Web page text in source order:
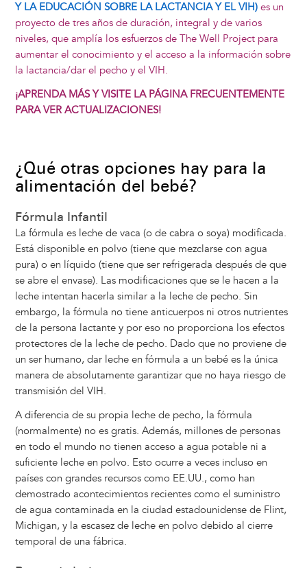
Y LA EDUCACIÓN SOBRE LA LACTANCIA Y EL VIH)es un
proyecto de tres años de duración, integral y de varios
niveles, que amplía los esfuerzos de The Well Project para
aumentar el conocimiento y el acceso a la información sobre
la lactancia/dar el pecho y el VIH.
¡APRENDA MÁS Y VISITE LA PÁGINA FRECUENTEMENTE
PARA VER ACTUALIZACIONES!
¿Qué otras opciones hay para la
alimentación del bebé?
Fórmula Infantil
La fórmula es leche de vaca (o de cabra o soya) modificada.
Está disponible en polvo (tiene que mezclarse con agua
pura) o en líquido (tiene que ser refrigerada después de que
se abre el envase). Las modificaciones que se le hacen a la
leche intentan hacerla similar a la leche de pecho. Sin
embargo, la fórmula no tiene anticuerpos ni otros nutrientes
de la persona lactante y por eso no proporciona los efectos
protectores de la leche de pecho. Dado que no proviene de
un ser humano, dar leche en fórmula a un bebé es la única
manera de absolutamente garantizar que no haya riesgo de
transmisión del VIH.
A diferencia de su propia leche de pecho, la fórmula
(normalmente) no es gratis. Además, millones de personas
en todo el mundo no tienen acceso a agua potable ni a
suficiente leche en polvo. Esto ocurre a veces incluso en
países con grandes recursos como EE.UU., como han
demostrado acontecimientos recientes como el suministro
de agua contaminada en la ciudad estadounidense de Flint,
Michigan, y la escasez de leche en polvo debido al cierre
temporal de una fábrica.